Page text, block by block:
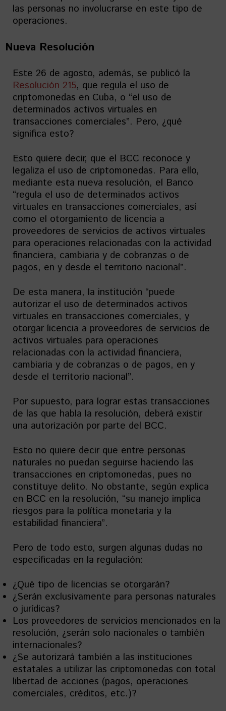
las personas no involucrarse en este tipo de
operaciones.
Nueva Resolución
Este 26 de agosto, además, se publicó la
Resolución 215, que regula el uso de
criptomonedas en Cuba, o “el uso de
determinados activos virtuales en
transacciones comerciales”. Pero, ¿qué
significa esto?
Esto quiere decir, que el BCC reconoce y
legaliza el uso de criptomonedas. Para ello,
mediante esta nueva resolución, el Banco
“regula el uso de determinados activos
virtuales en transacciones comerciales, así
como el otorgamiento de licencia a
proveedores de servicios de activos virtuales
para operaciones relacionadas con la actividad
financiera, cambiaria y de cobranzas o de
pagos, en y desde el territorio nacional”.
De esta manera, la institución “puede
autorizar el uso de determinados activos
virtuales en transacciones comerciales, y
otorgar licencia a proveedores de servicios de
activos virtuales para operaciones
relacionadas con la actividad financiera,
cambiaria y de cobranzas o de pagos, en y
desde el territorio nacional”.
Por supuesto, para lograr estas transacciones
de las que habla la resolución, deberá existir
una autorización por parte del BCC.
Esto no quiere decir que entre personas
naturales no puedan seguirse haciendo las
transacciones en criptomonedas, pues no
constituye delito. No obstante, según explica
en BCC en la resolución, “su manejo implica
riesgos para la política monetaria y la
estabilidad financiera”.
Pero de todo esto, surgen algunas dudas no
especificadas en la regulación:
¿Qué tipo de licencias se otorgarán?
¿Serán exclusivamente para personas naturales
o jurídicas?
Los proveedores de servicios mencionados en la
resolución, ¿serán solo nacionales o también
internacionales?
¿Se autorizará también a las instituciones
estatales a utilizar las criptomonedas con total
libertad de acciones (pagos, operaciones
comerciales, créditos, etc.)?